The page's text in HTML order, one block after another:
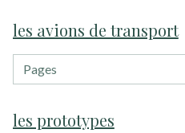
les avions de transport
les prototypes